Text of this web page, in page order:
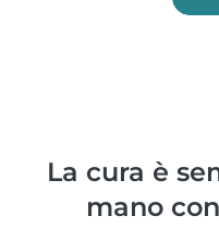
La cura è
mano